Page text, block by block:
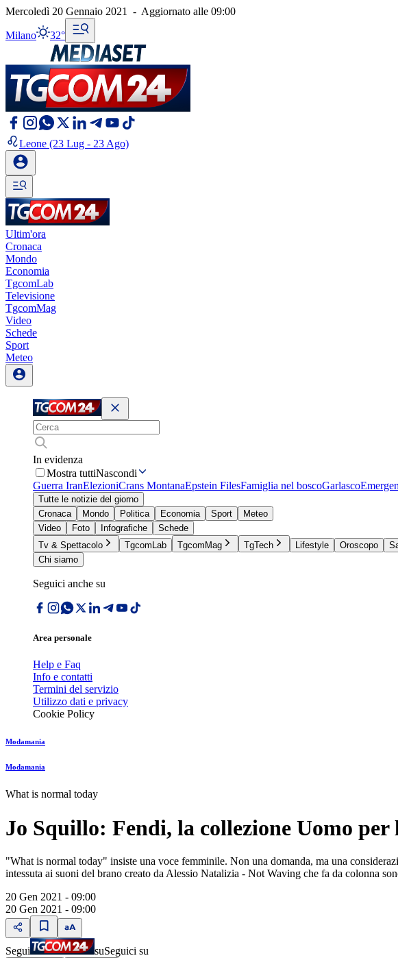
Mercoledì 20 Gennaio 2021 - Aggiornato alle 09:00
Milano 32°
Leone (23 Lug - 23 Ago)
Ultim'ora
Cronaca
Mondo
Economia
TgcomLab
Televisione
TgcomMag
Video
Schede
Sport
Meteo
In evidenza
Mostra tuttiNascondi
Guerra IranElezioniCrans MontanaEpstein FilesFamiglia nel boscoGarlasco
Tutte le notizie del giorno
Cronaca
Mondo Politica Economia Sport
Meteo
Video
Foto Infografiche
Schede
Tv & Spettacolo
TgcomLab TgcomMag TgTech Lifestyle Oroscopo
Chi siamo
Seguici anche su
Area personale
Help e Faq
Info e contatti
Termini del servizio
Utilizzo dati e privacy
Cookie Policy
Modamania
Modamania
What is normal today
Jo Squillo: Fendi, la collezione Uomo per
"What is normal today" insiste una voce femminile. Non una domanda, ma una
intessuta ai suoni del brano creato da Alessio Natalizia - Not Waving che fa da colonna
20 Gen 2021 - 09:00
20 Gen 2021 - 09:00
Segui suSeguici su